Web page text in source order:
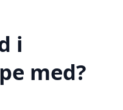
i
med?